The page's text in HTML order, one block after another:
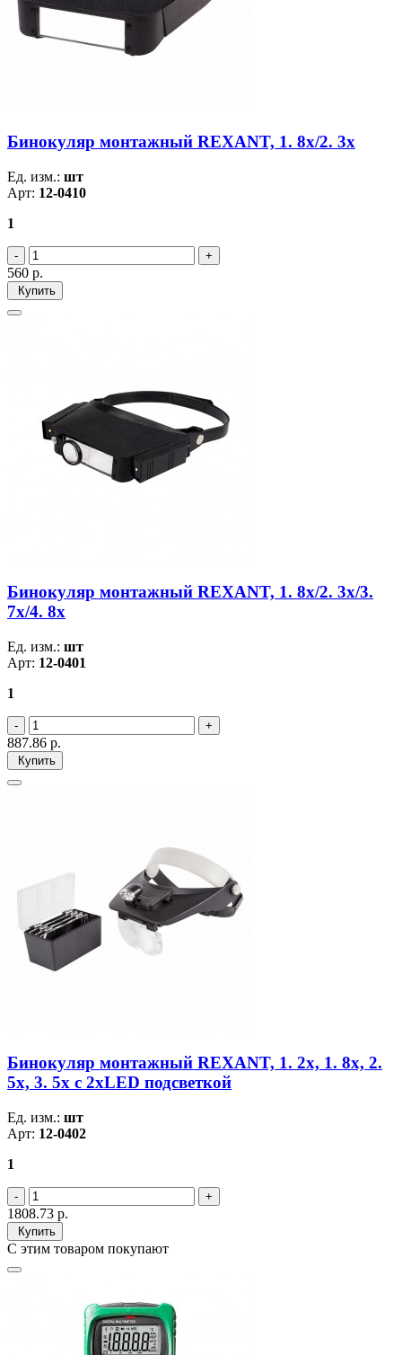
Бинокуляр монтажный REXANT, 1. 8x/2. 3x
Ед. изм.: шт
Арт: 12-0410
1
560 р.
Купить
Бинокуляр монтажный REXANT, 1. 8x/2. 3x/3.
7x/4. 8x
Ед. изм.: шт
Арт: 12-0401
1
887.86 р.
Купить
Бинокуляр монтажный REXANT, 1. 2х, 1. 8х, 2.
5х, 3. 5х с 2хLED подсветкой
Ед. изм.: шт
Арт: 12-0402
1
1808.73 р.
Купить
С этим товаром покупают